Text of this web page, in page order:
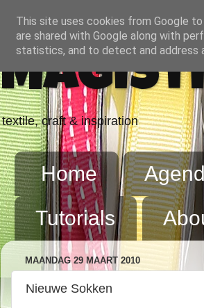
textile, craft & inspiration
Home
Tutorials
MAANDAG 29 MAART 2010
Nieuwe Sokken
This site uses cookies from Google
are shared with Google along with
statistics, and to detect and address